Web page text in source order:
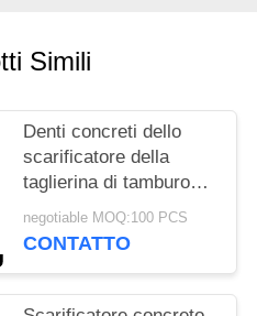
Simili
Denti concreti dello
scarificatore della
taglierina di tamburo
del carburo di
tungsteno delle parti
negotiable MOQ:100 PCS
CONTATTO